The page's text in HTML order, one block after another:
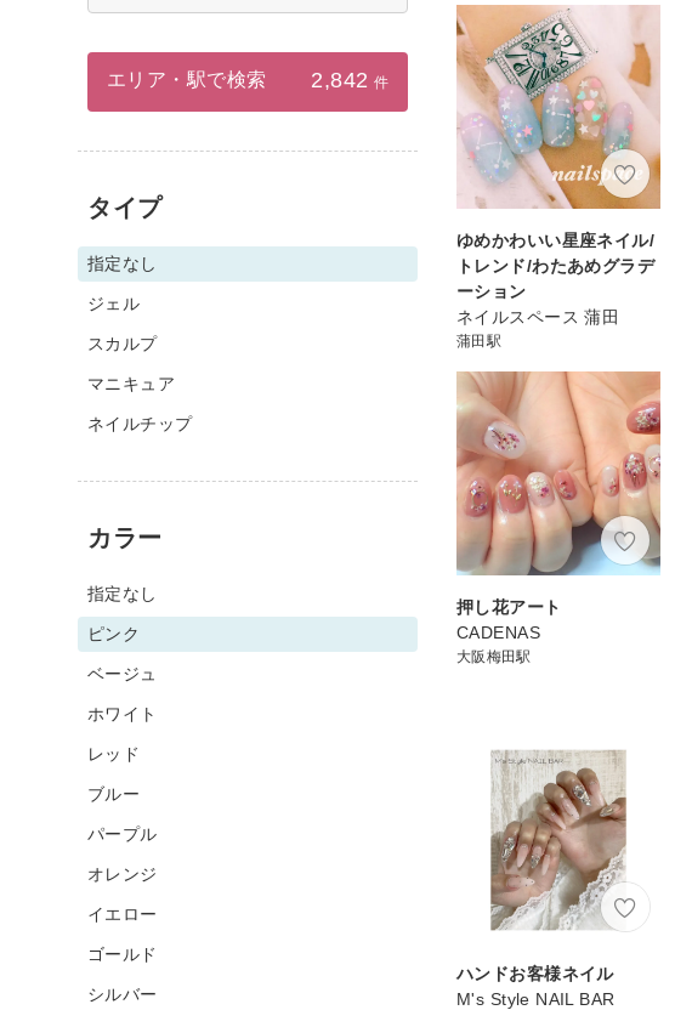
ゆめかわいい星座ネイル/
トレンド/わたあめグラデ
ーション
ネイルスペース 蒲田
蒲田駅
押し花アート
CADENAS
大阪梅田駅
ハンドお客様ネイル
M's Style NAIL BAR
エリア・駅で検索 2,842 件
タイプ
指定なし
ジェル
スカルプ
マニキュア
ネイルチップ
カラー
指定なし
ピンク
ベージュ
ホワイト
レッド
ブルー
パープル
オレンジ
イエロー
ゴールド
シルバー